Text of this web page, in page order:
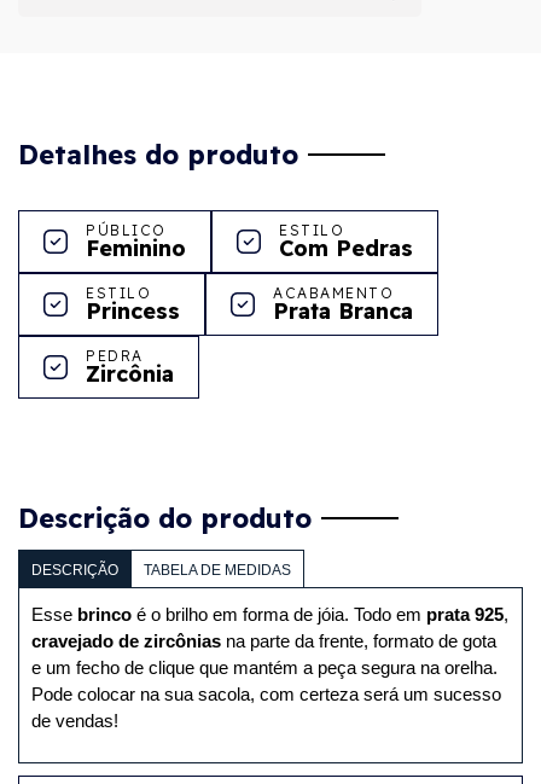
Detalhes do produto
PÚBLICO
Feminino
ESTILO
Com Pedras
ESTILO
Princess
ACABAMENTO
Prata Branca
PEDRA
Zircônia
Descrição do produto
DESCRIÇÃO TABELA DE MEDIDAS
Esse brinco é o brilho em forma de jóia. Todo em prata 925
cravejado de zircônias na parte da frente, formato de gota
e um fecho de clique que mantém a peça segura na orelha.
Pode colocar na sua sacola, com certeza será um sucesso
de vendas!